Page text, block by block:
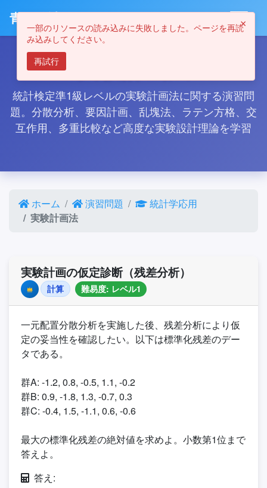
青の統計学-DS Playground-
統計検定準1級レベルの実験計画法に関する演習問
題。分散分析、要因計画、乱塊法、ラテン方格、交
互作用、多重比較など高度な実験設計理論を学習
ホーム 演習問題
統計学応用
実験計画法
実験計画の仮定診断（残差分析）
Premium
計算 難易度: レベル1
一元配置分散分析を実施した後、残差分析により仮
定の妥当性を確認したい。以下は標準化残差のデー
タである。
群A: -1.2, 0.8, -0.5, 1.1, -0.2
群B: 0.9, -1.8, 1.3, -0.7, 0.3
群C: -0.4, 1.5, -1.1, 0.6, -0.6
最大の標準化残差の絶対値を求めよ。小数第1位まで
答えよ。
答え:
一部のリソースの読み込みに失敗しました。ページを再読
み込みしてください。
再試行
×